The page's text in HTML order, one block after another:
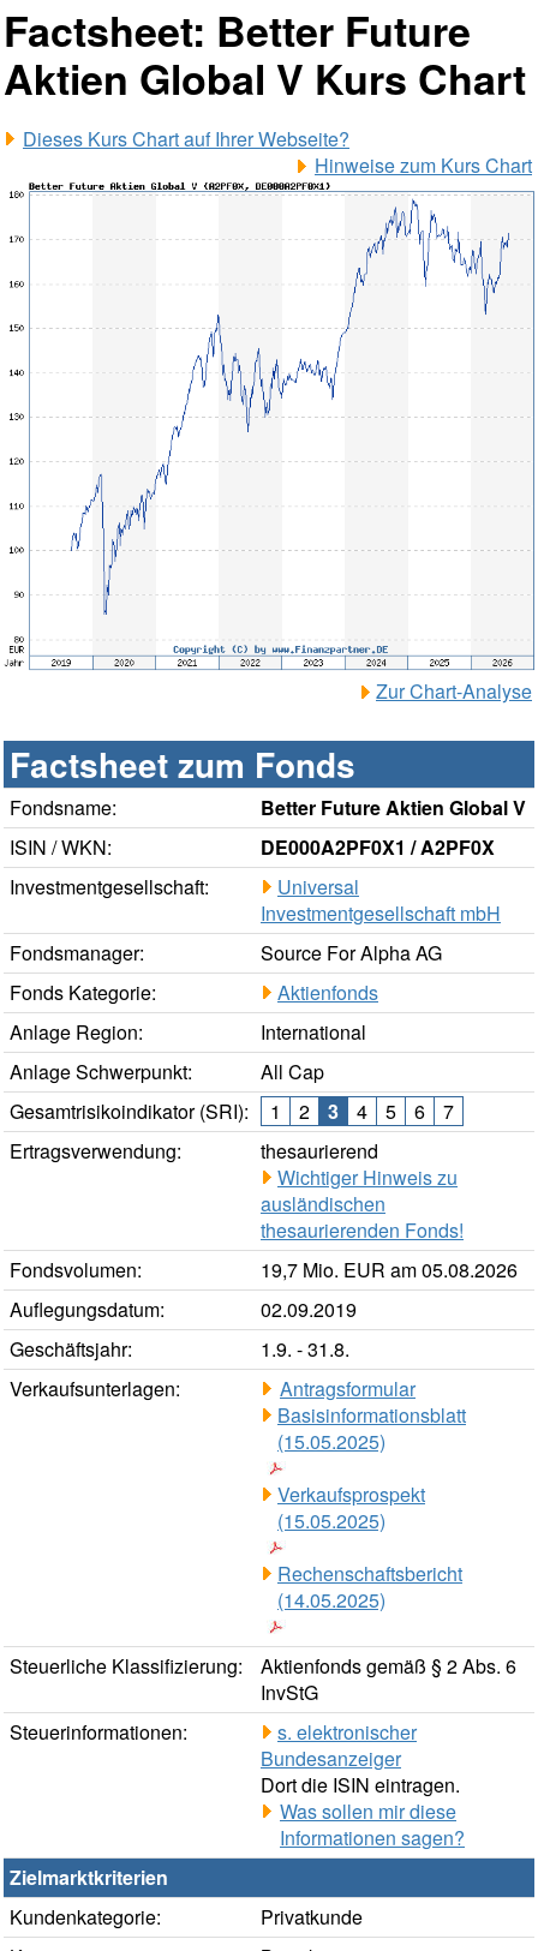
Factsheet: Better Future
Aktien Global V Kurs Chart
Dieses Kurs Chart auf Ihrer Webseite?
Hinweise zum Kurs Chart
Zur Chart-Analyse
Factsheet zum Fonds
Fondsname:
Better Future Aktien Global V
ISIN / WKN:
DE000A2PF0X1 / A2PF0X
Investmentgesellschaft:
Universal
Investmentgesellschaft mbH
Fondsmanager:
Source For Alpha AG
Fonds Kategorie:
Aktienfonds
Anlage Region:
International
Anlage Schwerpunkt:
All Cap
Gesamtrisikoindikator (SRI):
1 2 3 4 5 6
7
Ertragsverwendung:
thesaurierend
Wichtiger Hinweis zu
ausländischen
thesaurierenden Fonds!
Fondsvolumen:
19,7 Mio. EUR am 05.08.2026
Auflegungsdatum:
02.09.2019
Geschäftsjahr:
1.9. - 31.8.
Verkaufsunterlagen:
Antragsformular
Basisinformationsblatt
(15.05.2025)
Verkaufsprospekt
(15.05.2025)
Rechenschaftsbericht
(14.05.2025)
Steuerliche Klassifizierung:
Aktienfonds gemäß § 2 Abs. 6
InvStG
Steuerinformationen:
s. elektronischer
Bundesanzeiger
Dort die ISIN eintragen.
Was sollen mir diese
Informationen sagen?
Zielmarktkriterien
Kundenkategorie:
Privatkunde